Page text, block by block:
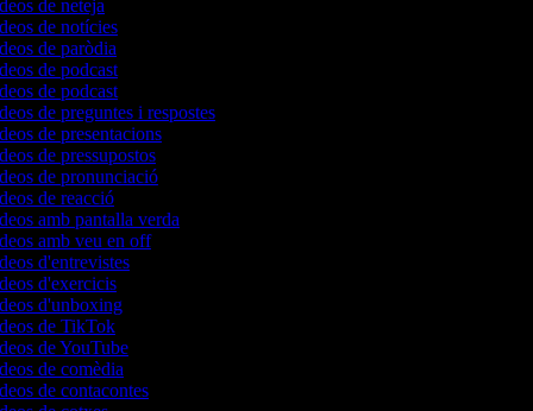
de neteja
de notícies
de paròdia
de podcast
de podcast
de preguntes i respostes
de presentacions
de pressupostos
de pronunciació
de reacció
amb pantalla verda
amb veu en off
d'entrevistes
d'exercicis
d'unboxing
de TikTok
de YouTube
de comèdia
de contacontes